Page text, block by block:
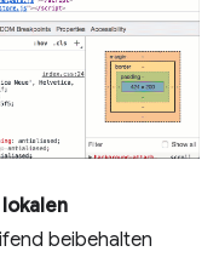
lokalen
beibehalten